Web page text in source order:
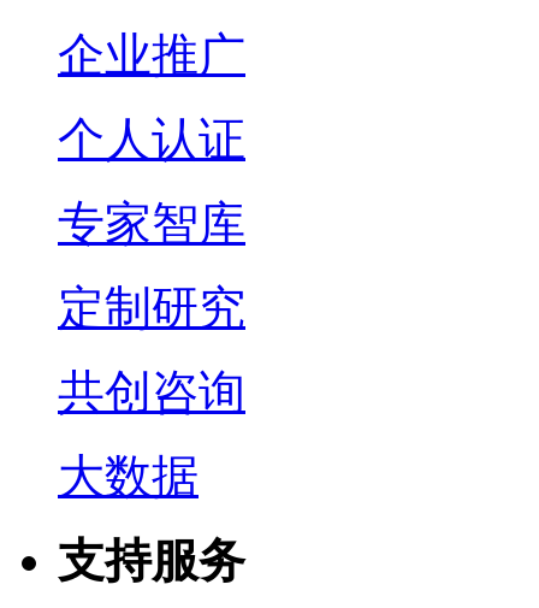
企业推广
个人认证
专家智库
定制研究
共创咨询
大数据
支持服务